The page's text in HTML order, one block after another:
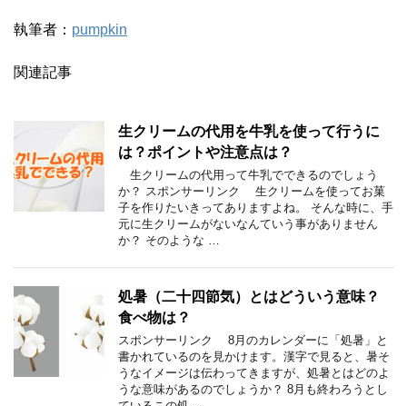
執筆者： pumpkin
関連記事
生クリームの代用を牛乳を使って行うに
は？ポイントや注意点は？
生クリームの代用って牛乳でできるのでしょう
か？ スポンサーリンク 生クリームを使ってお菓
子を作りたいきってありますよね。 そんな時に、手
元に生クリームがないなんていう事がありません
か？ そのような …
処暑（二十四節気）とはどういう意味？
食べ物は？
スポンサーリンク 8月のカレンダーに「処暑」と
書かれているのを見かけます。漢字で見ると、暑そ
うなイメージは伝わってきますが、処暑とはどのよ
うな意味があるのでしょうか？ 8月も終わろうとし